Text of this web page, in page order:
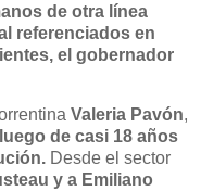
de otra línea
referenciados en
el gobernador
Valeria Pavón,
luego de casi 18 años
Desde el sector
y a Emiliano